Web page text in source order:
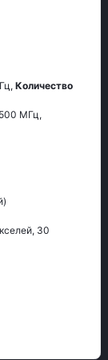
Количество
МГц,
30